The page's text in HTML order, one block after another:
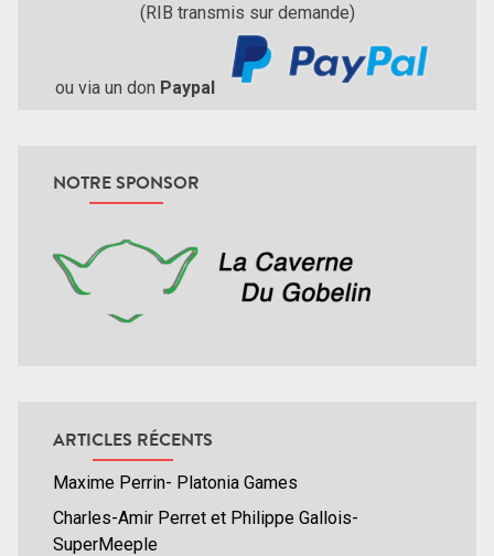
(RIB transmis sur demande)
ou via un don Paypal
NOTRE SPONSOR
ARTICLES RÉCENTS
Maxime Perrin- Platonia Games
Charles-Amir Perret et Philippe Gallois-
SuperMeeple